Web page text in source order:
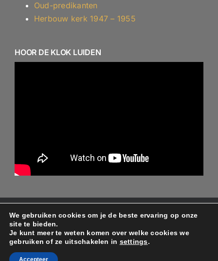
Oud-predikanten
Herbouw kerk 1947 – 1955
HOOR DE KLOK LUIDEN
© Copyright 2024 - 2026 - Alle rechten behouden aan
de ontwerper/beheerder Protestantse gemeente
Minnertsga
We gebruiken cookies om je de beste ervaring op onze
site te bieden.
Je kunt meer te weten komen over welke cookies we
gebruiken of ze uitschakelen in settings.
Accepteer